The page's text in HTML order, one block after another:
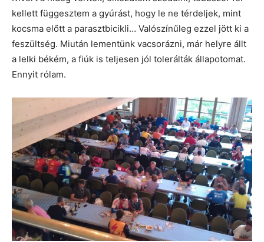
kellett függesztem a gyúrást, hogy le ne térdeljek, mint
kocsma előtt a parasztbicikli… Valószínűleg ezzel jött ki a
feszültség. Miután lementünk vacsorázni, már helyre állt
a lelki békém, a fiúk is teljesen jól tolerálták állapotomat.
Ennyit rólam.